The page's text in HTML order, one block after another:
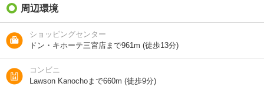
礼金（敷引・償
却金）
間取り / 専有面
積
ワンルーム/27.5m²
種別 / 構造
周辺環境
ショッピングセンター
ドン・キホーテ三宮店まで961m (徒歩13分)
コンビニ
Lawson Kanochoまで660m (徒歩9分)